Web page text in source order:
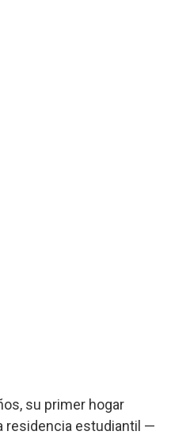
su primer hogar
residencia estudiantil —